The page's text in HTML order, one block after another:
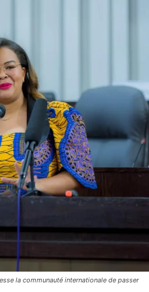
la communauté internationale de passer